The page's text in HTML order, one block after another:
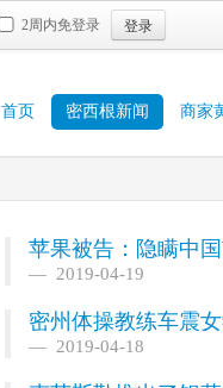
2周内免登录 登录
首页 密西根新闻 商家
苹果被告：隐瞒中
2019-04-19
密州体操教练车震
2019-04-18